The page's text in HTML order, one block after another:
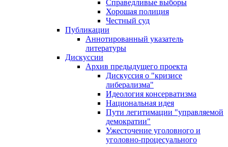
Справедливые выборы
Хорошая полиция
Честный суд
Публикации
Аннотированный указатель
литературы
Дискуссии
Архив предыдущего проекта
Дискуссия о "кризисе
либерализма"
Идеология консерватизма
Национальная идея
Пути легитимации "управляемой
демократии"
Ужесточение уголовного и
уголовно-процесуального